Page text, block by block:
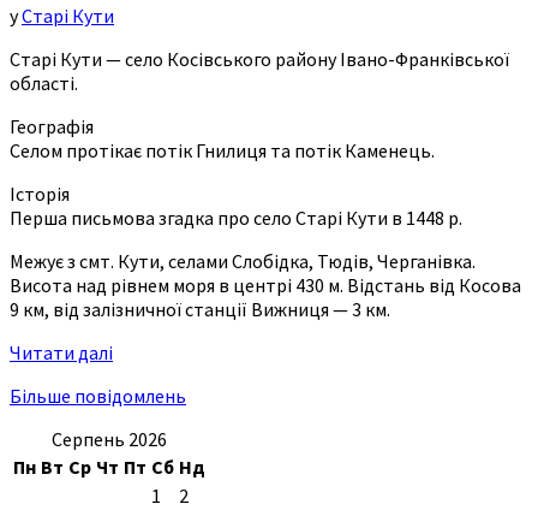
уСтарі Кути
Старі Кути — село Косівського району Івано-Франківської
області.
Географія
Селом протікає потік Гнилиця та потік Каменець.
Історія
Перша письмова згадка про село Старі Кути в 1448 р.
Межує з смт. Кути, селами Слобідка, Тюдів, Черганівка.
Висота над рівнем моря в центрі 430 м. Відстань від Косова
9 км, від залізничної станції Вижниця — 3 км.
Читати далі
Більше повідомлень
Серпень 2026
Пн Вт Ср Чт Пт Сб Нд
1
2